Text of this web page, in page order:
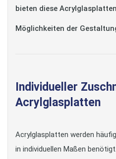
bieten diese
Möglichkeiten der
Individueller
Acrylglasplatten
Acrylglasplatten werden
in individuellen Maßen